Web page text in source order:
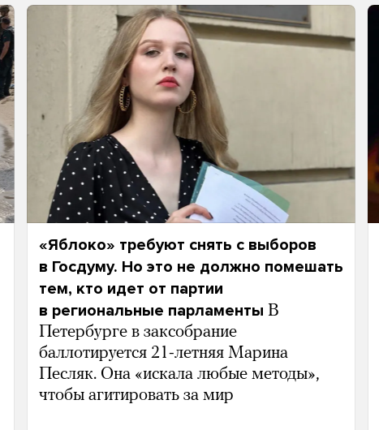
«Яблоко» требуют снять с выборов
в Госдуму. Но это не должно помешать
тем, кто идет от партии
в региональные парламенты В
Петербурге в заксобрание
баллотируется 21-летняя Марина
Песляк. Она «искала любые методы»,
чтобы агитировать за мир